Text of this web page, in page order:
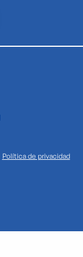
Política de privacidad